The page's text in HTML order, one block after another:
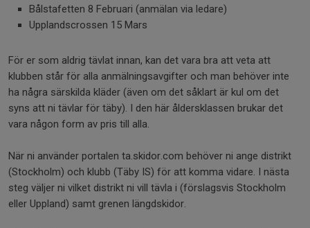
Bålstafetten 8 Februari (anmälan via ledare)
Upplandscrossen 15 Mars
För er som aldrig tävlat innan, kan det vara bra att veta att
klubben står för alla anmälningsavgifter och man behöver inte
ha några särskilda kläder (även om det såklart är kul om det
syns att ni tävlar för täby). I den här åldersklassen brukar det
vara någon form av pris till alla.
När ni använder portalen ta.skidor.com behöver ni ange distrikt
(Stockholm) och klubb (Täby IS) för att komma vidare. I nästa
steg väljer ni vilket distrikt ni vill tävla i (förslagsvis Stockholm
eller Uppland) samt grenen längdskidor.